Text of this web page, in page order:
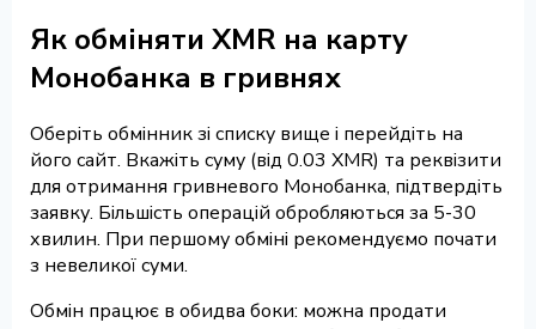
Як обміняти XMR на карту
Монобанка в гривнях
Оберіть обмінник зі списку вище і перейдіть на
його сайт. Вкажіть суму (від 0.03 XMR) та реквізити
для отримання гривневого Монобанка, підтвердіть
заявку. Більшість операцій обробляються за 5-30
хвилин. При першому обміні рекомендуємо почати
з невеликої суми.
Обмін працює в обидва боки: можна продати